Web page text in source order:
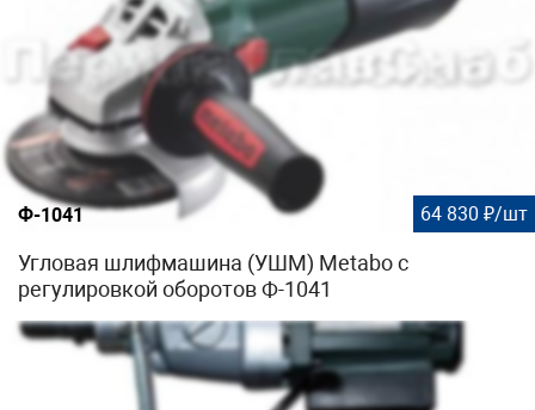
Ф-1041 64 830 ₽/шт
Угловая шлифмашина (УШМ) Metabo с
регулировкой оборотов Ф-1041